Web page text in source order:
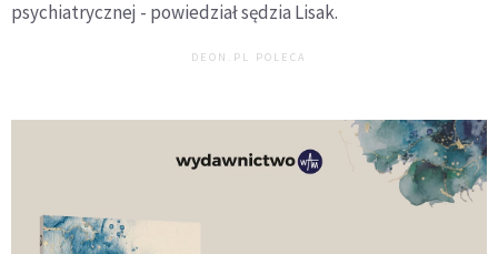
psychiatrycznej - powiedział sędzia Lisak.
DEON.PL POLECA